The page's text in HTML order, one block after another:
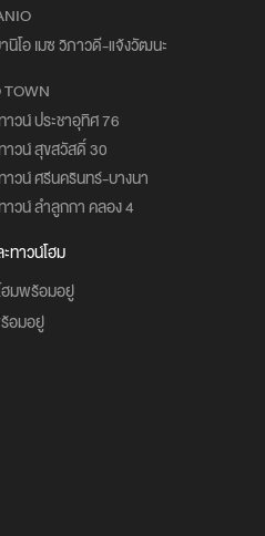
นิโอ เมซ วิภาวดี-แจ้งวัฒนะ
าวน์ ประชาอุทิศ 76
าวน์ สุขสวัสดิ์ 30
าวน์ ศรีนครินทร์-บางนา
าวน์ ลำลูกกา คลอง 4
ทาวน์โฮม
ฮมพร้อมอยู่
อมอยู่